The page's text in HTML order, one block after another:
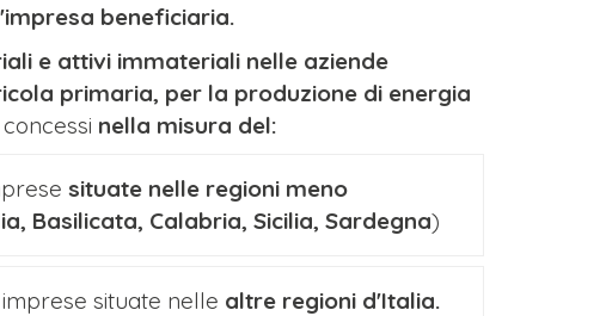
beneficiaria.
e attivi immateriali nelle aziende
primaria, per la produzione di energia
nella misura del:
situate nelle regioni meno
Basilicata, Calabria, Sicilia, Sardegna)
situate nelle altre regioni d'Italia.